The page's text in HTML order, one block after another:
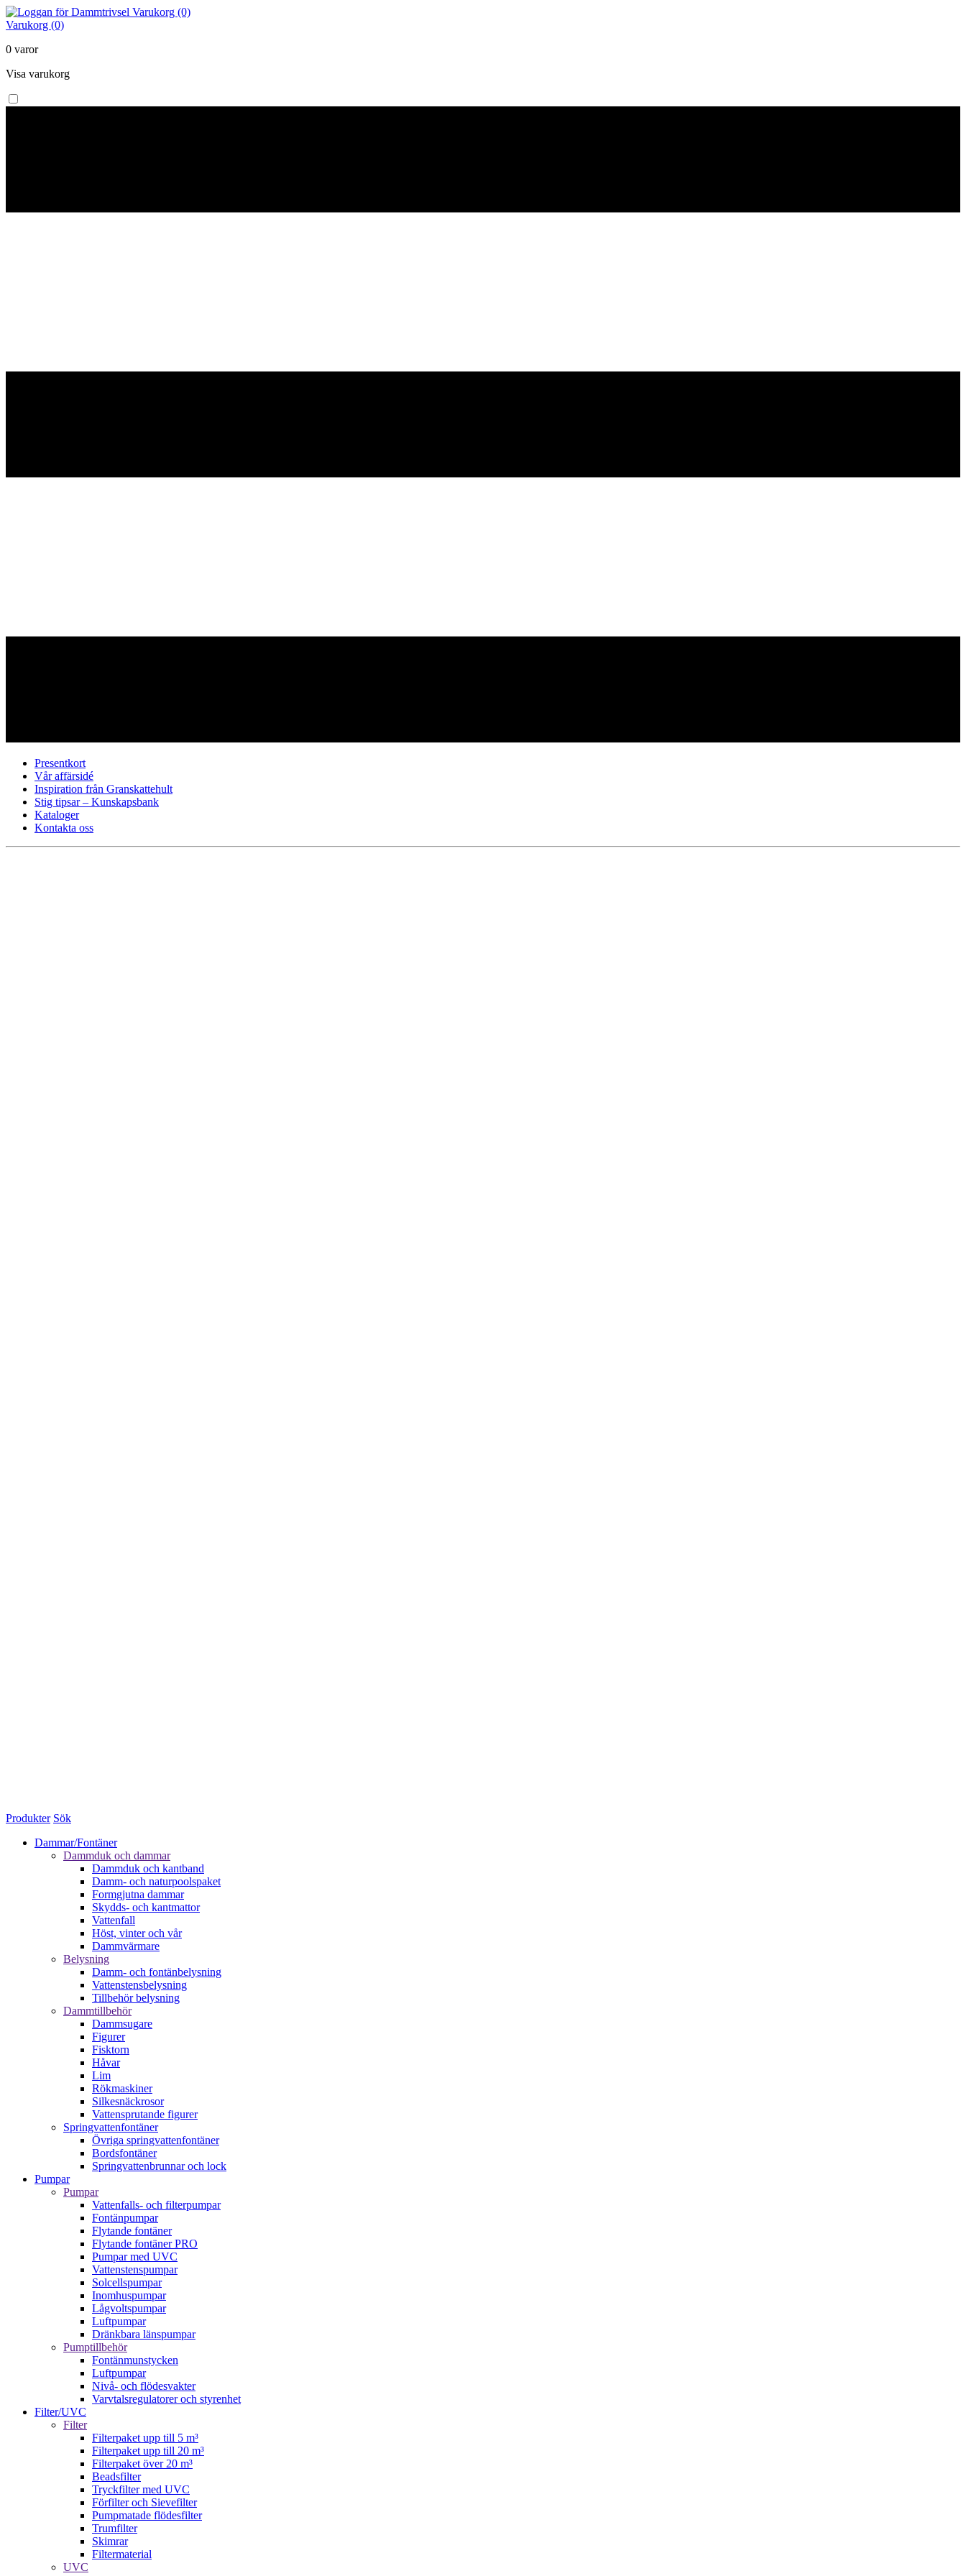
Varukorg (0)
Varukorg (0)
0 varor
Visa varukorg
Presentkort
Vår affärsidé
Inspiration från Granskattehult
Stig tipsar – Kunskapsbank
Kataloger
Kontakta oss
Produkter Sök
Dammar/Fontäner
Dammduk och dammar
Dammduk och kantband
Damm- och naturpoolspaket
Formgjutna dammar
Skydds- och kantmattor
Vattenfall
Höst, vinter och vår
Dammvärmare
Belysning
Damm- och fontänbelysning
Vattenstensbelysning
Tillbehör belysning
Dammtillbehör
Dammsugare
Figurer
Fisktorn
Håvar
Lim
Rökmaskiner
Silkesnäckrosor
Vattensprutande figurer
Springvattenfontäner
Övriga springvattenfontäner
Bordsfontäner
Springvattenbrunnar och lock
Pumpar
Pumpar
Vattenfalls- och filterpumpar
Fontänpumpar
Flytande fontäner
Flytande fontäner PRO
Pumpar med UVC
Vattenstenspumpar
Solcellspumpar
Inomhuspumpar
Lågvoltspumpar
Luftpumpar
Dränkbara länspumpar
Pumptillbehör
Fontänmunstycken
Luftpumpar
Nivå- och flödesvakter
Varvtalsregulatorer och styrenhet
Filter/UVC
Filter
Filterpaket upp till 5 m³
Filterpaket upp till 20 m³
Filterpaket över 20 m³
Beadsfilter
Tryckfilter med UVC
Förfilter och Sievefilter
Pumpmatade flödesfilter
Trumfilter
Skimrar
Filtermaterial
UVC